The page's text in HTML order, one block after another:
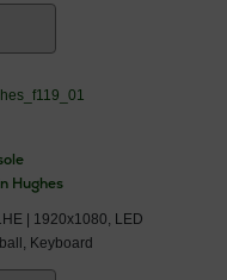
Hughes
| 1920x1080, LED
Keyboard